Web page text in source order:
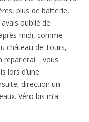
plus de batterie,
oublié de
midi, comme
château de Tours,
reparlerai… vous
lors d’une
direction un
Véro bis m’a